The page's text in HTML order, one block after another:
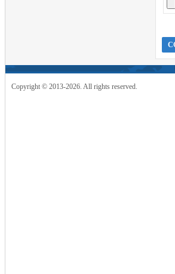
Copyright © 2013-2026. All rights reserved.